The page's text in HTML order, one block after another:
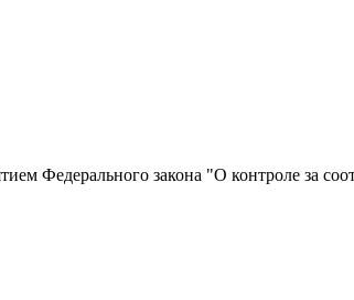
Федерального закона "О контроле за